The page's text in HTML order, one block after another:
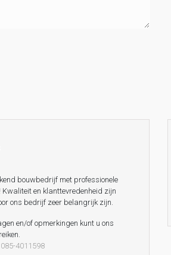
bouwbedrijf met professionele
Kwaliteit en klanttevredenheid zijn
ons bedrijf zeer belangrijk zijn.
en/of opmerkingen kunt u ons
085-4011598